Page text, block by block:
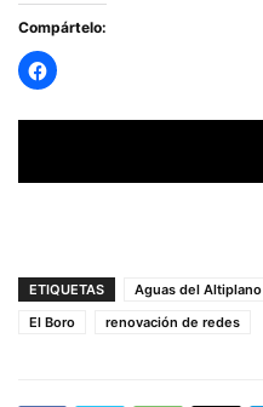
Compártelo:
ETIQUETAS Aguas del Altiplano
El Boro
renovación de redes